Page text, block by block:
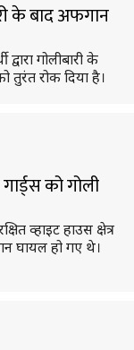
के बाद अफगान
गोलीबारी के
तुरंत रोक दिया है।
को गोली
व्हाइट हाउस क्षेत्र
घायल हो गए थे।